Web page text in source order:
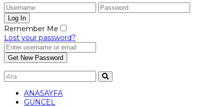
Remember Me
Lost your password?
ANASAYFA
GÜNCEL